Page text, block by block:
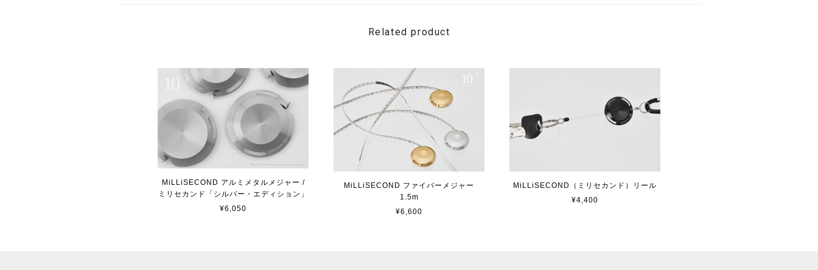
Related product
MiLLiSECOND アルミメタルメジャー /
ミリセカンド「シルバー・エディション」
¥6,050
MiLLiSECOND ファイバーメジャー
1.5m
¥6,600
MiLLiSECOND（ミリセカンド）リール
¥4,400